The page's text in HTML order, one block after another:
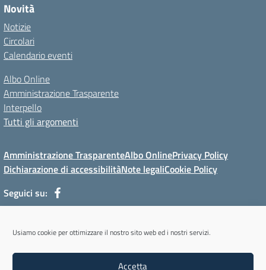
Usiamo cookie per ottimizzare il nostro sito web ed i nostri servizi.
Accetta
Novità
Notizie
Circolari
Calendario eventi
Albo Online
Amministrazione Trasparente
Interpello
Tutti gli argomenti
Amministrazione TrasparenteAlbo OnlinePrivacy Policy
Dichiarazione di accessibilitàNote legaliCookie Policy
Seguici su:
Via Mur di Cadola, 12 - 32100 Belluno (BL) - Tel 0437/31143 - Mail:
Codice meccanografico: BLMM08400L - Codice iPA: cpiabl - C.F.
93051950256 - Codice univoco fatturazione elettronica (CUF): UFYKU0